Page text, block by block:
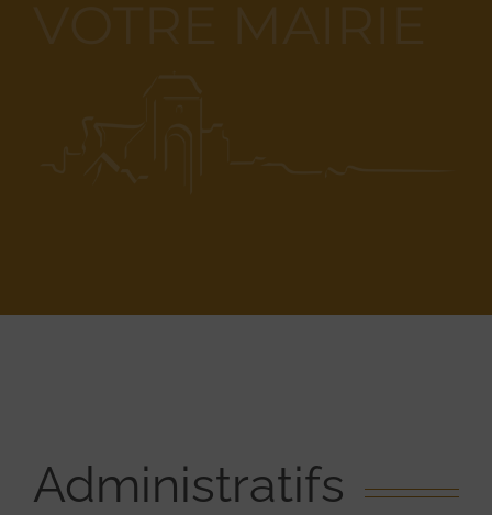
Administratifs